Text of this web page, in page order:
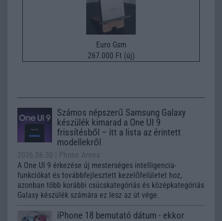
Euro Gsm
267.000 Ft (új)
Számos népszerű Samsung Galaxy
készülék kimarad a One UI 9
frissítésből – itt a lista az érintett
modellekről
2026.06.30
| Phone Arena
A One UI 9 érkezése új mesterséges intelligencia-
funkciókat és továbbfejlesztett kezelőfelületet hoz,
azonban több korábbi csúcskategóriás és középkategóriás
Galaxy készülék számára ez lesz az út vége.
iPhone 18 bemutató dátum - ekkor